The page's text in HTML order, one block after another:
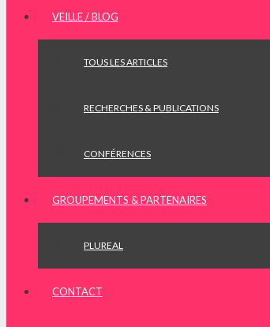
VEILLE / BLOG
TOUS LES ARTICLES
RECHERCHES & PUBLICATIONS
CONFÉRENCES
GROUPEMENTS & PARTENAIRES
PLUREAL
CONTACT